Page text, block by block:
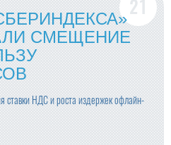
СМЕЩЕНИЕ
ставки НДС и роста издержек офлайн-